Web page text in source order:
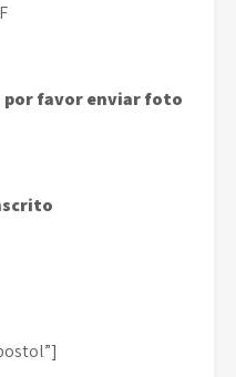
por favor enviar foto